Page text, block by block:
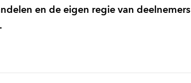
en de eigen regie van deelnemers